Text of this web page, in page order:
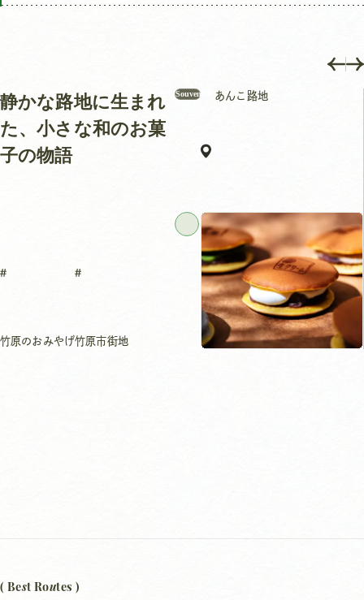
静かな路地に生まれ
た、小さな和のお菓
子の物語
Souvenirs あんこ路地
竹原のおみやげ竹原市街地
( Best Routes )